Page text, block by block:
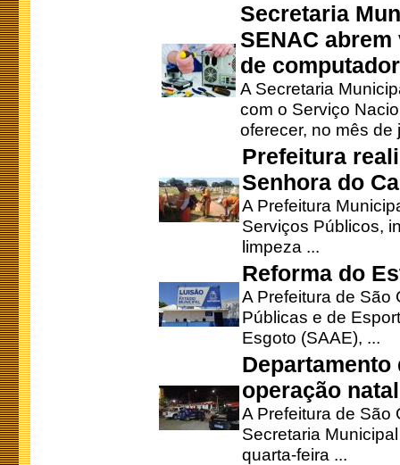
Secretaria
SENAC
de
A Secretaria
com o Serviço
oferecer, no mês de
Prefeitura
Senhora do
A Prefeitura
Serviços Públicos,
limpeza ...
Reforma do
A Prefeitura de São
Públicas e de
Esgoto (SAAE), ...
operação
A Prefeitura de São
Secretaria
quarta-feira ...